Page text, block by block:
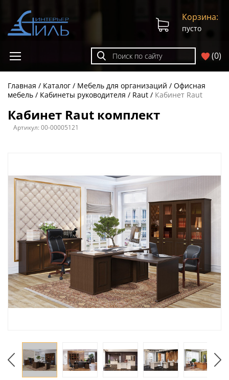
(0)
Корзина:
пусто
Главная Каталог Мебель для организаций
Офисная
мебель
Кабинеты руководителя Raut Кабинет Raut
Кабинет Raut комплект
Артикул:00-00005121